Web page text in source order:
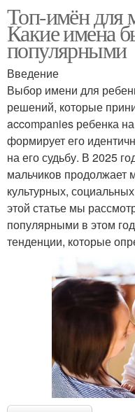
Топ-имён для
Какие имена
популярными
Введение
Выбор имени для
решений, которые
accompanies ребенка
формирует его
на его судьбу. В 2025
мальчиков продолжает
культурных,
этой статье мы
популярными в этом
тенденции, которые